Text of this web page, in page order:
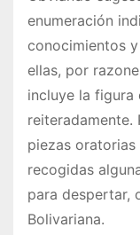
enumeración
conocimientos
ellas, por
incluye la figura
reiteradamente.
piezas oratorias
recogidas
para despertar,
Bolivariana.